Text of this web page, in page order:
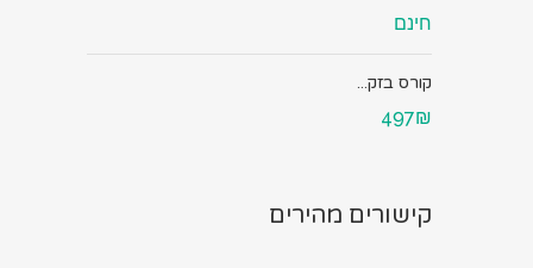
חינם
קורס בזק...
497₪
קישורים מהירים